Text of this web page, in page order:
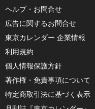
ヘルプ・お問合せ
広告に関するお問合せ
東京カレンダー 企業情報
利用規約
個人情報保護方針
著作権・免責事項について
特定商取引法に基づく表示